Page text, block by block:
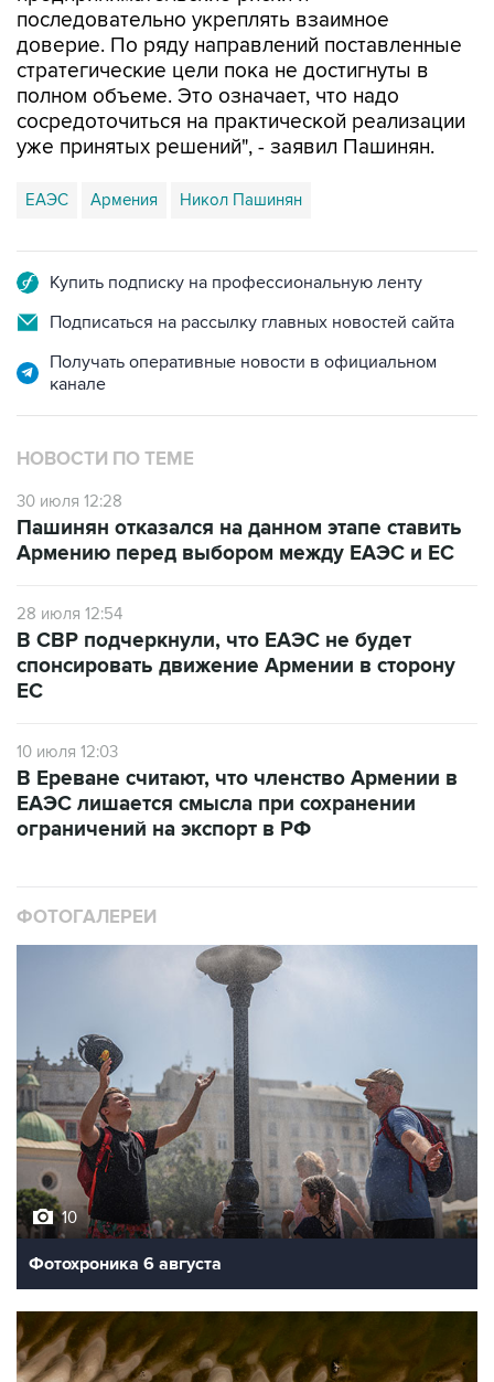
последовательно укреплять взаимное
доверие. По ряду направлений поставленные
стратегические цели пока не достигнуты в
полном объеме. Это означает, что надо
сосредоточиться на практической реализации
уже принятых решений", - заявил Пашинян.
ЕАЭС Армения Никол Пашинян
Купить подписку на профессиональную ленту
Подписаться на рассылку главных новостей сайта
Получать оперативные новости в официальном
канале
НОВОСТИ ПО ТЕМЕ
30 июля 12:28
Пашинян отказался на данном этапе ставить
Армению перед выбором между ЕАЭС и ЕС
28 июля 12:54
В СВР подчеркнули, что ЕАЭС не будет
спонсировать движение Армении в сторону
ЕС
10 июля 12:03
В Ереване считают, что членство Армении в
ЕАЭС лишается смысла при сохранении
ограничений на экспорт в РФ
ФОТОГАЛЕРЕИ
10
Фотохроника 6 августа